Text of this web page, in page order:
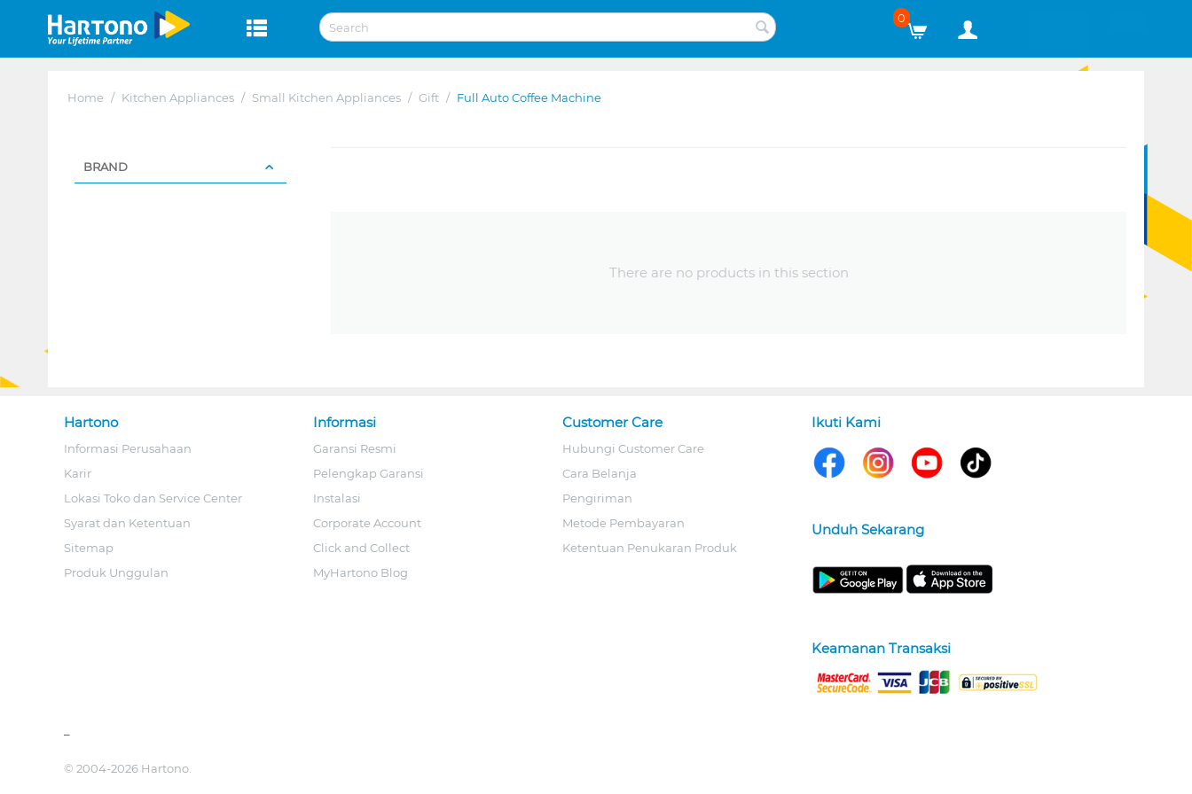
0
Home / Kitchen Appliances / Small Kitchen Appliances / Gift / Full Auto Coffee Machine
BRAND
There are no products in this section
Hartono
Informasi Perusahaan
Karir
Lokasi Toko dan Service Center
Syarat dan Ketentuan
Sitemap
Produk Unggulan
Informasi
Garansi Resmi
Pelengkap Garansi
Instalasi
Corporate Account
Click and Collect
MyHartono Blog
Customer Care
Hubungi Customer Care
Cara Belanja
Pengiriman
Metode Pembayaran
Ketentuan Penukaran Produk
Ikuti Kami
Unduh Sekarang
Keamanan Transaksi
© 2004-2026 Hartono.